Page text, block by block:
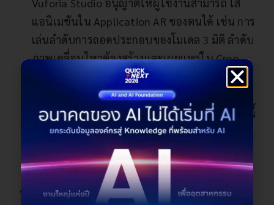
แอนิเมชันใน Application AR ของตนได้ เช่น การ
เล่นลำดับการถอดประกอบของโมเดล 3 มิติ ลำดับ
ภาพเคลื่อนไหวต้องสร้างและเผยแพร่ใน Creo
Illustrate และนำเข้ามาใน Vuforia Studio เป็น
ไฟล์ PVZ ที่มีไฟล์ลำดับ PVI สตูดิโอ Vuforia มีวิด
เจ็ต “ปุ่ม” ที่สามารถใช้เพื่อเรียกภาพเคลื่อนไหวนี้
ในตอนที่คลิกได้
Assisted Reality